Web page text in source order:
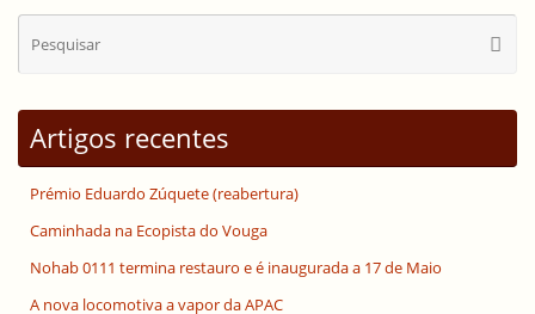
Artigos recentes
Prémio Eduardo Zúquete (reabertura)
Caminhada na Ecopista do Vouga
Nohab 0111 termina restauro e é inaugurada a 17 de Maio
A nova locomotiva a vapor da APAC